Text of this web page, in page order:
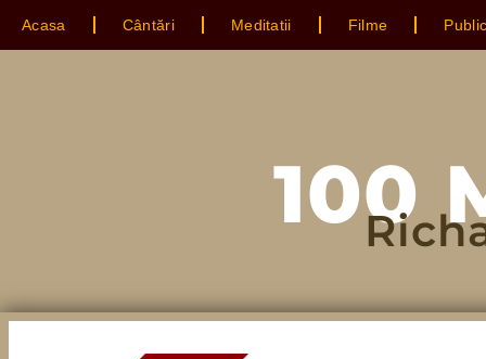
Acasa Cântări Meditatii Filme
100